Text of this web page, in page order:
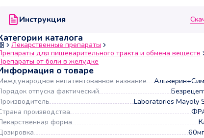
Инструкция
каталога
Лекарственные препараты
для пищеварительного тракта и обмена веществ
от боли в желудке
о товаре
непатентованное название
отпуска фактический
Laboratories Mayoly
производства
форма